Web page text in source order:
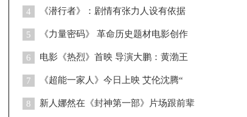
4 《潜行者》：剧情有张力人设有依据
5 《力量密码》 革命历史题材电影创作
6 电影《热烈》首映 导演大鹏：黄渤王
7 《超能一家人》今日上映 艾伦沈腾“
8 新人娜然在《封神第一部》片场跟前辈